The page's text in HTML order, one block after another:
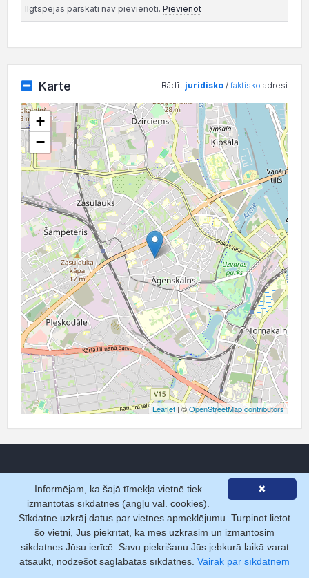
Ilgtspējas pārskati nav pievienoti. Pievienot
Karte Rādīt juridisko /faktisko adresi
+
−
Leaflet | ©OpenStreetMap contributors
Pakalpojumi
Pamatizziņa
Datu pārraide tiešsaistē
✖
Informējam, ka šajā tīmekļa vietnē tiek
izmantotas sīkdatnes (angļu val. cookies).
Sīkdatne uzkrāj datus par vietnes apmeklējumu. Turpinot lietot
šo vietni, Jūs piekrītat, ka mēs uzkrāsim un izmantosim
sīkdatnes Jūsu ierīcē. Savu piekrišanu Jūs jebkurā laikā varat
atsaukt, nodzēšot saglabātās sīkdatnes. Vairāk par sīkdatnēm